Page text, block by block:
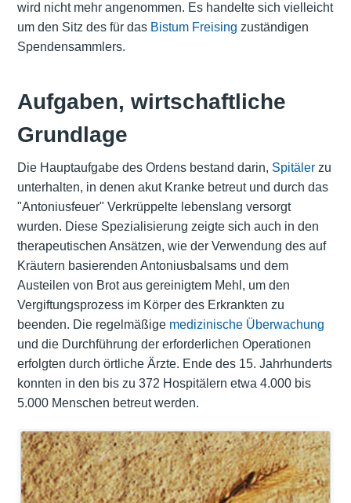
wird nicht mehr angenommen. Es handelte sich vielleicht
um den Sitz des für das Bistum Freising zuständigen
Spendensammlers.
Aufgaben, wirtschaftliche
Grundlage
Die Hauptaufgabe des Ordens bestand darin, Spitälerzu
unterhalten, in denen akut Kranke betreut und durch das
"Antoniusfeuer" Verkrüppelte lebenslang versorgt
wurden. Diese Spezialisierung zeigte sich auch in den
therapeutischen Ansätzen, wie der Verwendung des auf
Kräutern basierenden Antoniusbalsams und dem
Austeilen von Brot aus gereinigtem Mehl, um den
Vergiftungsprozess im Körper des Erkrankten zu
beenden. Die regelmäßige medizinische Überwachung
und die Durchführung der erforderlichen Operationen
erfolgten durch örtliche Ärzte. Ende des 15. Jahrhunderts
konnten in den bis zu 372 Hospitälern etwa 4.000 bis
5.000 Menschen betreut werden.